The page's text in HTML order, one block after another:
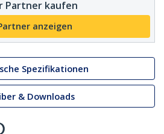
Partner kaufen
anzeigen
Spezifikationen
& Downloads